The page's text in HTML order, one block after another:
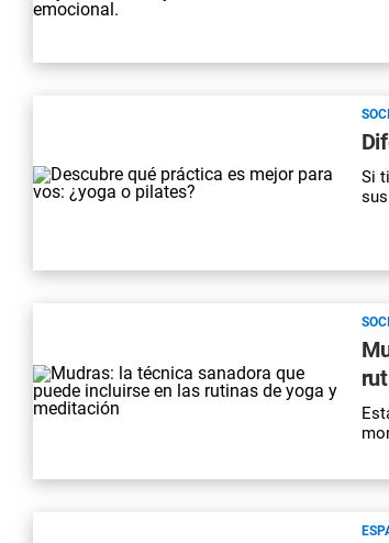
Si